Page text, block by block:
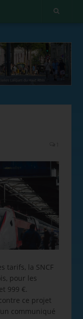
tarifs, la SNCF
pour les
999 €.
ce projet
communiqué